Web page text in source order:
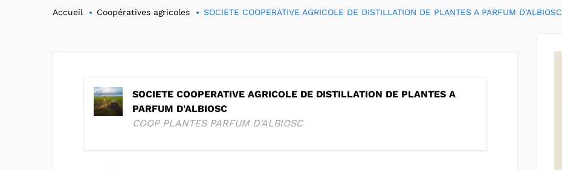
Accueil Coopératives agricoles SOCIETE COOPERATIVE AGRICOLE DE DISTILLATION DE PLANTES A PARFUM D’ALBIOSC
SOCIETE COOPERATIVE AGRICOLE DE DISTILLATION DE PLANTES A
PARFUM D'ALBIOSC
COOP PLANTES PARFUM D'ALBIOSC